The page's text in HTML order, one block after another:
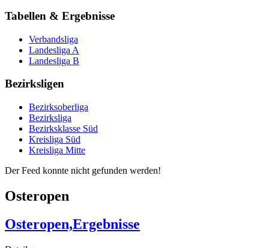
Tabellen & Ergebnisse
Verbandsliga
Landesliga A
Landesliga B
Bezirksligen
Bezirksoberliga
Bezirksliga
Bezirksklasse Süd
Kreisliga Süd
Kreisliga Mitte
Der Feed konnte nicht gefunden werden!
Osteropen
Osteropen,Ergebnisse